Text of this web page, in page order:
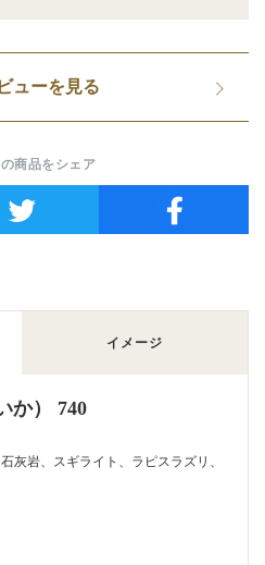
ューを見る
商品をシェア
イメージ
か） 740
灰岩、スギライト、ラピスラズリ、